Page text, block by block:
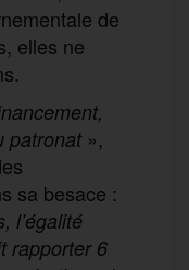
de
elles ne
patronat»,
sa besace :
l’égalité
rapporter 6